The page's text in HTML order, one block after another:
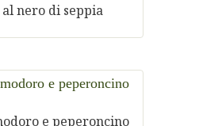
nero di seppia
e peperoncino